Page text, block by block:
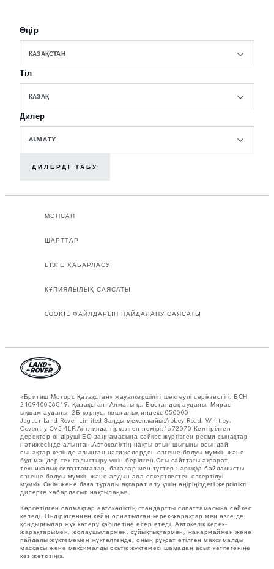
Өңір
ҚАЗАҚСТАН
Тіл
ҚАЗАҚ
Дилер
ALMATY
ДИЛЕРДІ ТАБУ
МӘНСАП
ШАРТТАР
БІЗГЕ ХАБАРЛАСУ
ҚҰПИЯЛЫЛЫҚ САЯСАТЫ
COOKIE ФАЙЛДАРЫН ПАЙДАЛАНУ САЯСАТЫ
«Бритиш Моторс Қазақстан» жауапкершілігі шектеулі серіктестігі, БСН
210940036819, Қазақстан, Алматы қ., Бостандық ауданы, Мирас
ықшам ауданы, 2Б корпус, пошталық индекс 050000
Jaguar Land Rover Limited:Заңды мекенжайы:Abbey Road, Whitley,
Coventry CV3 4LF.Англияда тіркелген нөмірі:1672070 Келтірілген
деректер өндіруші ЕО заңнамасына сәйкес жүргізген ресми сынақтар
нәтижесінде алынған.Автокөліктің нақты отын шығыны осындай
сынақтар кезінде алынған нәтижелерден өзгеше болуы мүмкін және
бұл мәндер тек салыстыру үшін берілген.Осы сайттағы ақпарат,
техникалық сипаттамалар, бағалар мен түстер нарыққа байланысты
өзгеше болуы мүмкін және алдын ала ескертпестен өзгертілуі
мүмкін.Өнім және баға туралы ақпарат алу үшін өңіріңіздегі жергілікті
дилерге хабарласып нақтылаңыз.
Көрсетілген салмақтар автокөліктің стандартты сипаттамасына сәйкес
келеді. Өндірілгеннен кейін орнатылған керек-жарақтар мен өзге де
қондырғылар жүк көтеру қабілетіне әсер етеді. Автокөлік керек-
жарақтарымен, жолаушылармен, сұйықтықтармен, жанармаймен және
пайдалы жүктемемен жүктелгенде, оның рұқсат етілген максималды
массасы және максималды осьтік жүктемесі шамадан асып кетпегеніне
көз жеткізіңіз.